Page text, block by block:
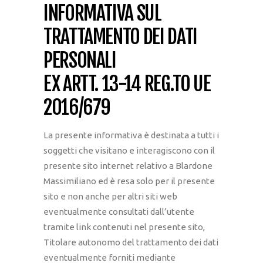
INFORMATIVA SUL
TRATTAMENTO DEI DATI
PERSONALI
EX ARTT. 13-14 REG.TO UE
2016/679
La presente informativa è destinata a tutti i
soggetti che visitano e interagiscono con il
presente sito internet relativo a Blardone
Massimiliano ed è resa solo per il presente
sito e non anche per altri siti web
eventualmente consultati dall’utente
tramite link contenuti nel presente sito,
Titolare autonomo del trattamento dei dati
eventualmente forniti mediante